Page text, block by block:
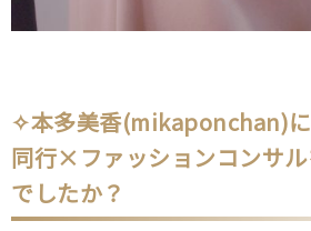
✧本多美香(mikaponchan)
同行×ファッションコンサル
でしたか？